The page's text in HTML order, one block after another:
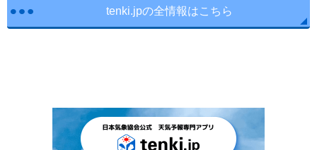
tenki.jpの全情報はこちら